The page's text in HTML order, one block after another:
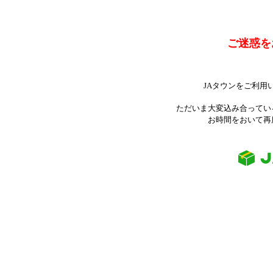
ご迷惑
JAタウンをご利用
ただいま大変込み合って
お時間をおいて